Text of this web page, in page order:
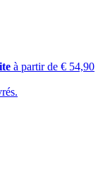
à partir de € 54,90